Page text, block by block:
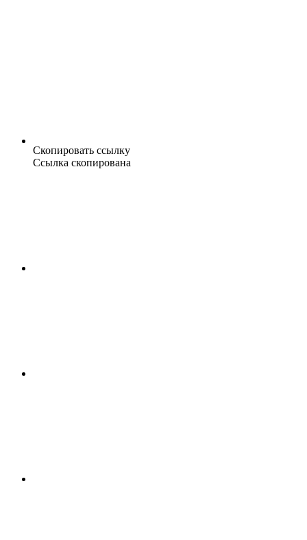
Скопировать ссылку
Ссылка скопирована